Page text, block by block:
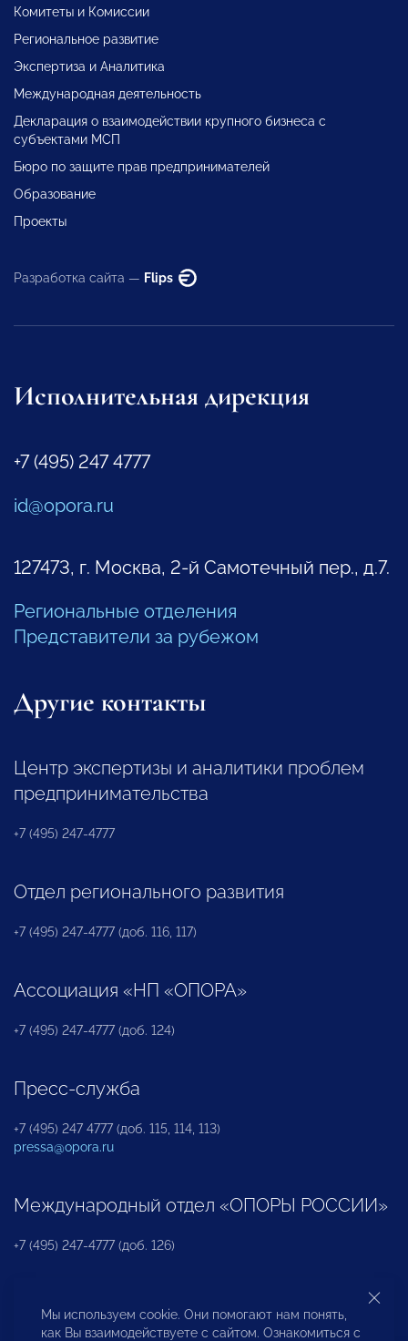
Комитеты и Комиссии
Региональное развитие
Экспертиза и Аналитика
Международная деятельность
Декларация о взаимодействии крупного бизнеса с
субъектами МСП
Бюро по защите прав предпринимателей
Образование
Проекты
Разработка сайта — Flips
Исполнительная дирекция
+7 (495) 247 4777
id@opora.ru
127473, г. Москва, 2-й Самотечный пер., д.7.
Региональные отделения
Представители за рубежом
Другие контакты
Центр экспертизы и аналитики проблем
предпринимательства
+7 (495) 247-4777
Отдел регионального развития
+7 (495) 247-4777 (доб. 116, 117)
Ассоциация «НП «ОПОРА»
+7 (495) 247-4777 (доб. 124)
Пресс-служба
+7 (495) 247 4777 (доб. 115, 114, 113)
pressa@opora.ru
Международный отдел «ОПОРЫ РОССИИ»
+7 (495) 247-4777 (доб. 126)
Бюро по защите прав предпринимателей и
инвесторов
Мы используем cookie. Они помогают нам понять,
как Вы взаимодействуете с сайтом. Ознакомиться с